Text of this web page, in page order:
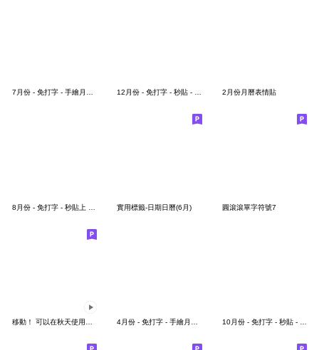
7月份 - 免打字 - 手繪月曆表情貼 12月份 - 免打字 - 秒貼 - 手繪表情貼圖。 2月份月曆表情貼
實用標籤-日期日曆(6月) 圓滾滾單字符號7